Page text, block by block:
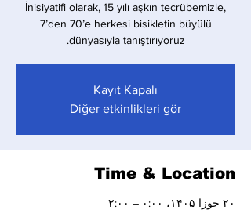
İnisiyatifi olarak, 15 yılı aşkın tecrübemizle,
7’den 70’e herkesi bisikletin büyülü
dünyasıyla tanıştırıyoruz.
Kayıt Kapalı
Diğer etkinlikleri gör
Time & Location
۲۰ جوزا ۱۴۰۵، ۰:۰۰ – ۲:۰۰